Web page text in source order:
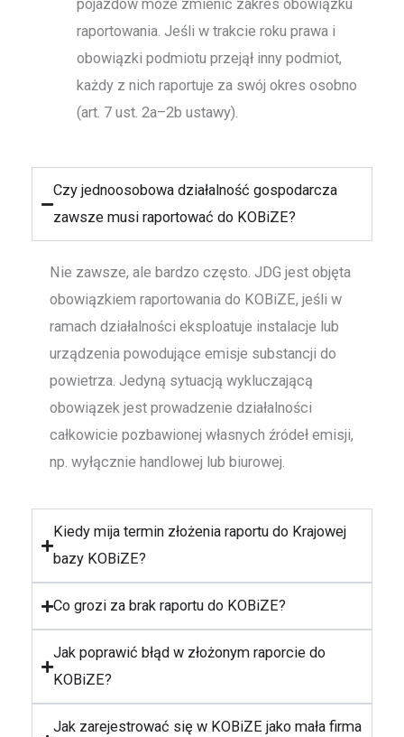
pojazdów może zmienić zakres obowiązku
raportowania. Jeśli w trakcie roku prawa i
obowiązki podmiotu przejął inny podmiot,
każdy z nich raportuje za swój okres osobno
(art. 7 ust. 2a–2b ustawy).
Czy jednoosobowa działalność gospodarcza
zawsze musi raportować do KOBiZE?
Nie zawsze, ale bardzo często. JDG jest objęta
obowiązkiem raportowania do KOBiZE, jeśli w
ramach działalności eksploatuje instalacje lub
urządzenia powodujące emisje substancji do
powietrza. Jedyną sytuacją wykluczającą
obowiązek jest prowadzenie działalności
całkowicie pozbawionej własnych źródeł emisji,
np. wyłącznie handlowej lub biurowej.
Kiedy mija termin złożenia raportu do Krajowej
bazy KOBiZE?
Co grozi za brak raportu do KOBiZE?
Jak poprawić błąd w złożonym raporcie do
KOBiZE?
Jak zarejestrować się w KOBiZE jako mała firma